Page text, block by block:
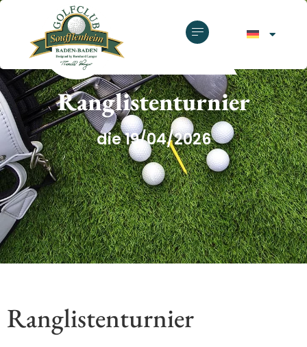
Ranglistenturnier
die 19/04/2026
Ranglistenturnier